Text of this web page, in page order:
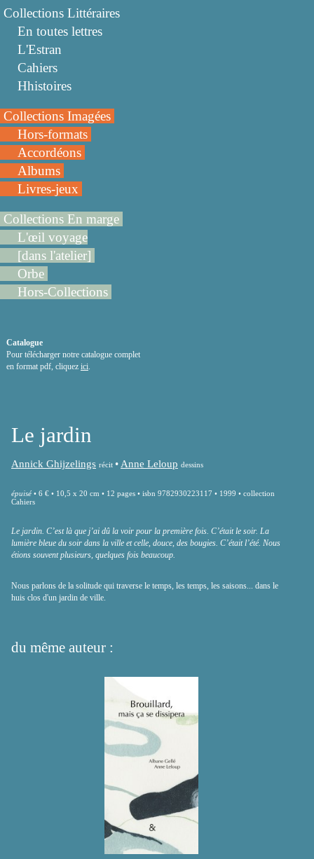
Collections Littéraires
En toutes lettres
L'Estran
Cahiers
Hhistoires
Collections Imagées
Hors-formats
Accordéons
Albums
Livres-jeux
Collections En marge
L'œil voyage
[dans l'atelier]
Orbe
Hors-Collections
Catalogue
Pour télécharger notre catalogue complet
en format pdf, cliquez ici
Le jardin
Annick Ghijzelings récit • Anne Leloup dessins
épuisé • 6 € • 10,5 x 20 cm • 12 pages • isbn 9782930223117 • 1999 • collection
Cahiers
Le jardin. C’est là que j’ai dû la voir pour la première fois. C’était le soir. La
lumière bleue du soir dans la ville et celle, douce, des bougies. C’était l’été. Nous
étions souvent plusieurs, quelques fois beaucoup.
Nous parlons de la solitude qui traverse le temps, les temps, les saisons... dans le
huis clos d'un jardin de ville.
du même auteur :